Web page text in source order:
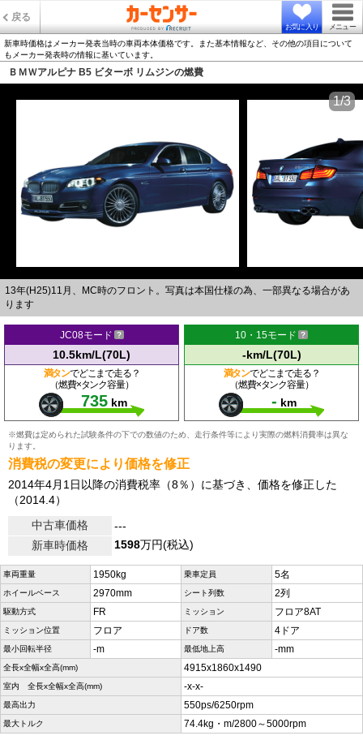
戻る
お気に入り メニュー
新車時価格はメーカー発表当時の車両本体価格です。また基本情報など、その他の項目について
もメーカー発表時の情報に基いています。
ＢＭＷアルピナ B5 ビターボ リムジンの燃費
13年(H25)11月、MC時のフロント。写真は本国仕様の為、一部異なる場合があ
ります
1/3
JC08モード
10.5km/L(70L)
満タンでどこまで走る？
（燃費×タンク容量）
735 km
10・15モード
-km/L(70L)
満タンでどこまで走る？
（燃費×タンク容量）
- km
※燃費は定められた試験条件の下での数値のため、走行条件等により実際の燃料消費率は異な
ります。
消費税の変更により価格を修正
2014年4月1日以降の消費税率（8％）に基づき、価格を修正した
（2014.4）
中古車価格
---
新車時価格
1598万円(税込)
車両重量 1950kg 乗車定員 5名
ホイールベース 2970mm シート列数 2列
駆動方式 FR ミッション フロア8AT
ミッション位置 フロア ドア数 4ドア
最小回転半径 -m 最低地上高 -mm
全長x全幅x全高(mm) 4915x1860x1490
室内 全長x全幅x全高(mm) -x-x-
最高出力 550ps/6250rpm
最大トルク 74.4kg・m/2800～5000rpm